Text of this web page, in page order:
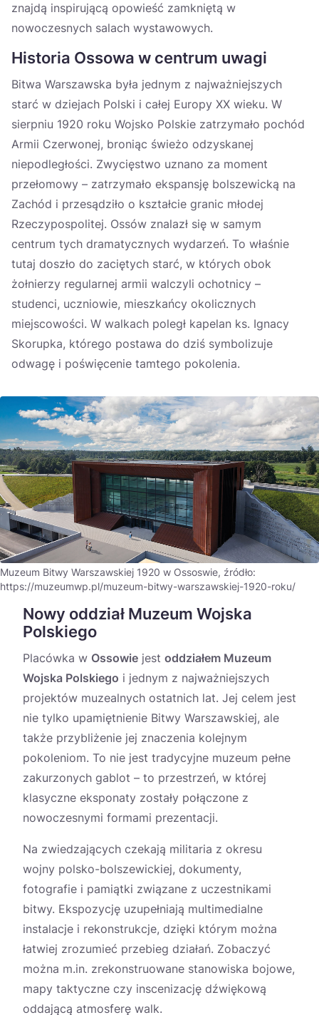
znajdą inspirującą opowieść zamkniętą w
nowoczesnych salach wystawowych.
Historia Ossowa w centrum uwagi
Bitwa Warszawska była jednym z najważniejszych
starć w dziejach Polski i całej Europy XX wieku. W
sierpniu 1920 roku Wojsko Polskie zatrzymało pochód
Armii Czerwonej, broniąc świeżo odzyskanej
niepodległości. Zwycięstwo uznano za moment
przełomowy – zatrzymało ekspansję bolszewicką na
Zachód i przesądziło o kształcie granic młodej
Rzeczypospolitej. Ossów znalazł się w samym
centrum tych dramatycznych wydarzeń. To właśnie
tutaj doszło do zaciętych starć, w których obok
żołnierzy regularnej armii walczyli ochotnicy –
studenci, uczniowie, mieszkańcy okolicznych
miejscowości. W walkach poległ kapelan ks. Ignacy
Skorupka, którego postawa do dziś symbolizuje
odwagę i poświęcenie tamtego pokolenia.
Muzeum Bitwy Warszawskiej 1920 w Ossoswie, źródło:
https://muzeumwp.pl/muzeum-bitwy-warszawskiej-1920-roku/
Nowy oddział Muzeum Wojska
Polskiego
Placówka w Ossowie jest oddziałem Muzeum
Wojska Polskiego i jednym z najważniejszych
projektów muzealnych ostatnich lat. Jej celem jest
nie tylko upamiętnienie Bitwy Warszawskiej, ale
także przybliżenie jej znaczenia kolejnym
pokoleniom. To nie jest tradycyjne muzeum pełne
zakurzonych gablot – to przestrzeń, w której
klasyczne eksponaty zostały połączone z
nowoczesnymi formami prezentacji.
Na zwiedzających czekają militaria z okresu
wojny polsko-bolszewickiej, dokumenty,
fotografie i pamiątki związane z uczestnikami
bitwy. Ekspozycję uzupełniają multimedialne
instalacje i rekonstrukcje, dzięki którym można
łatwiej zrozumieć przebieg działań. Zobaczyć
można m.in. zrekonstruowane stanowiska bojowe,
mapy taktyczne czy inscenizację dźwiękową
oddającą atmosferę walk.